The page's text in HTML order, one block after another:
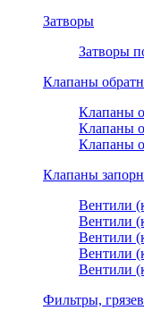
Затворы
Затворы
Клапаны
Клапаны
Клапаны
Клапаны
Клапаны
Вентили
Вентили
Вентили
Вентили
Вентили
Фильтры,